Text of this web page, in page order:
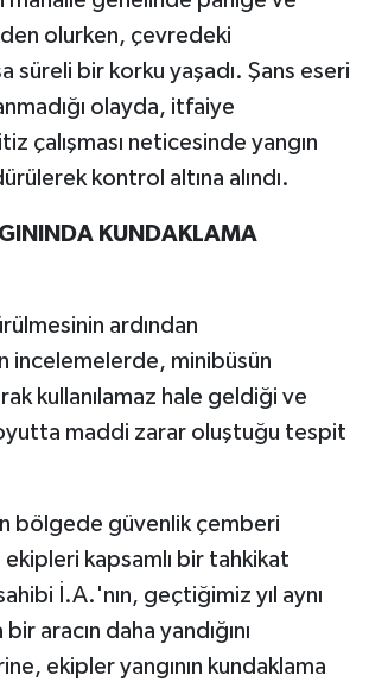
olurken, çevredeki
süreli bir korku yaşadı. Şans eseri
olayda, itfaiye
çalışması neticesinde yangın
kontrol altına alındı.
KUNDAKLAMA
ardından
incelemelerde, minibüsün
kullanılamaz hale geldiği ve
maddi zarar oluştuğu tespit
bölgede güvenlik çemberi
kapsamlı bir tahkikat
İ.A.'nın, geçtiğimiz yıl aynı
aracın daha yandığını
ekipler yangının kundaklama